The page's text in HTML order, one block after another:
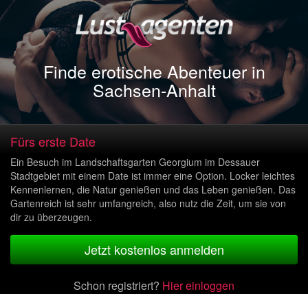
Finde erotische Abenteuer in
Sachsen-Anhalt
Fürs erste Date
Ein Besuch im Landschaftsgarten Georgium im Dessauer
Stadtgebiet mit einem Date ist immer eine Option. Locker leichtes
Kennenlernen, die Natur genießen und das Leben genießen. Das
Gartenreich ist sehr umfangreich, also nutz die Zeit, um sie von
dir zu überzeugen.
Jetzt kostenlos anmelden
Schon registriert? Hier einloggen